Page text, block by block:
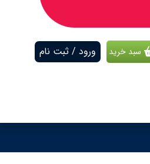
ورود / ثبت نام سبد خرید